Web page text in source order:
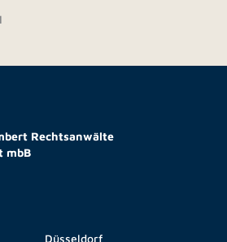
Rechtsanwälte
mbB
Düsseldorf